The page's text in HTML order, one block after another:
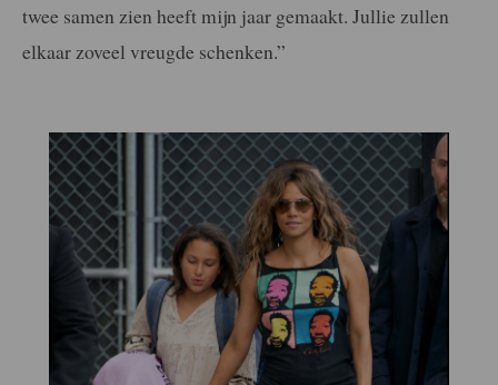
twee samen zien heeft mijn jaar gemaakt. Jullie zullen
elkaar zoveel vreugde schenken.”